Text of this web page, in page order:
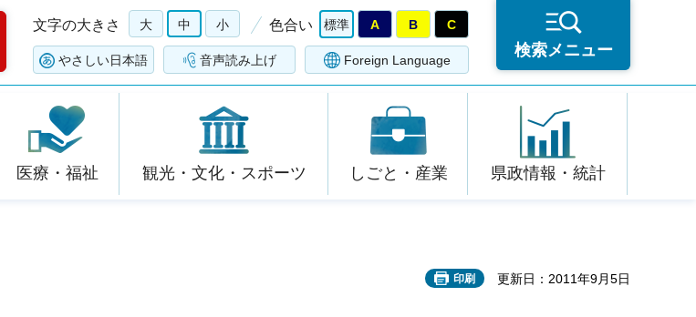
文字の大きさ 大 中 小 色合い 標準 A B C
やさしい日本語 音声読み上げ Foreign Language
検索メニュー
医療・福祉 観光・文化・スポーツ しごと・産業 県政情報・統計
印刷 更新日：2011年9月5日